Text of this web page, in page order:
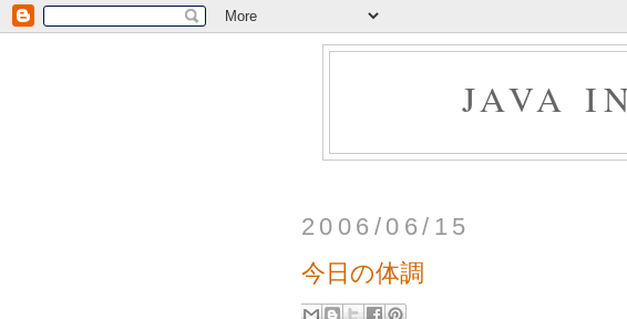
JAVA
2006/06/15
今日の体調